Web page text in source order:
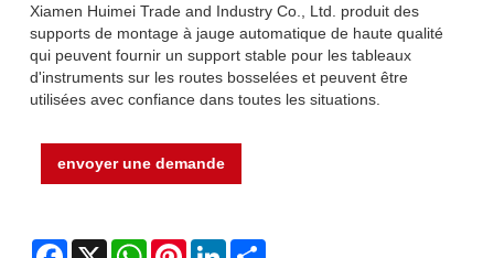
Xiamen Huimei Trade and Industry Co., Ltd. produit des
supports de montage à jauge automatique de haute qualité
qui peuvent fournir un support stable pour les tableaux
d'instruments sur les routes bosselées et peuvent être
utilisées avec confiance dans toutes les situations.
envoyer une demande
Facebook
X WhatsAppPinterestLinkedIn